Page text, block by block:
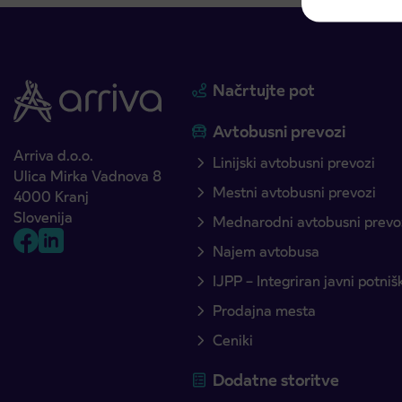
Arriva d.o.o.
Ulica Mirka Vadnova 8
4000 Kranj
Slovenija
Načrtujte pot
Avtobusni prevozi
Linijski avtobusni prevozi
Mestni avtobusni prevozi
Mednarodni avtobusni
Najem avtobusa
IJPP – Integriran javni
Prodajna mesta
Ceniki
Dodatne storitve